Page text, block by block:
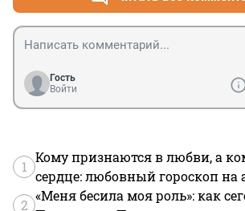
Гость
Войти
1
Кому признаются в любви, а
сердце: любовный гороскоп на
2
«Меня бесила моя роль»: как